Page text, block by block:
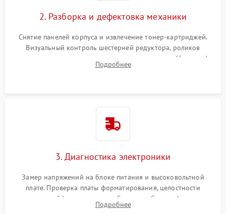
2. Разборка и дефектовка механики
Снятие панелей корпуса и извлечение тонер-картриджей.
Визуальный контроль шестерней редуктора, роликов
захвата, термопленки и прижимного вала в печи (фьюзере).
Проверка оптики сканера на загрязнения.
Подробнее
3. Диагностика электроники
Замер напряжений на блоке питания и высоковольтной
плате. Проверка платы форматирования, целостности
плоских шлейфов сканера и работоспособности флажков и
оптопар (датчиков прохождения бумаги).
Подробнее